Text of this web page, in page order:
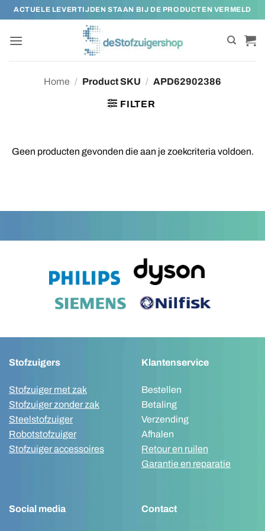
naar
inhoud
ACTUELE LEVERTIJDEN STAAN BIJ DE PRODUCTEN VERMELD
Home / Product SKU / APD62902386
FILTER
Geen producten gevonden die aan je zoekcriteria voldoen.
Stofzuigers
Stofzuiger met zak
Stofzuiger zonder zak
Steelstofzuiger
Robotstofzuiger
Stofzuiger accessoires
Klantenservice
Bestellen
Betaling
Verzending
Afhalen
Retour en ruilen
Garantie en reparatie
Social media Contact